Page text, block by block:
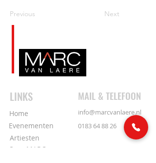
Previous Next
LINKS MAIL & TELEFOON
Home info@marcvanlaere.nl
Evenementen 0183 64 88 26
Artiesten
Over MARC